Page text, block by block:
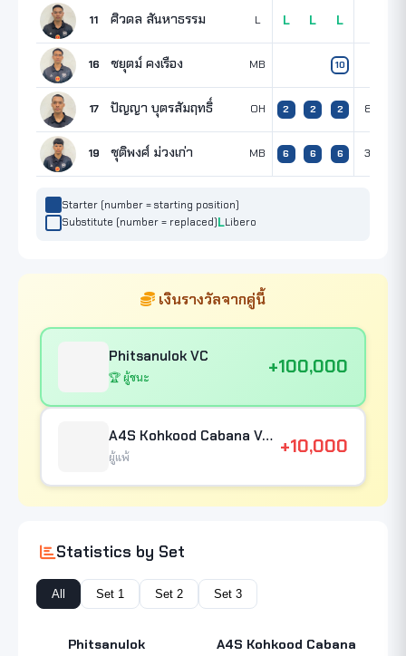
11 ศิวดล สันหาธรรม L L L L
16 ชยุตม์ คงเรือง MB 10
17 ปัญญา บุตรสัมฤทธิ์ OH 2 2 2 8
19 ชุติพงศ์ ม่วงเก่า MB 6 6 6 3
Starter (number = starting position)
Substitute (number = replaced)
Libero
เงินรางวัลจากคู่นี้
Phitsanulok VC
🏆 ผู้ชนะ +100,000
A4S Kohkood Cabana Volleyball Club
ผู้แพ้ +10,000
Statistics by Set
All Set 1 Set 2 Set 3
Phitsanulok
A4S Kohkood Cabana